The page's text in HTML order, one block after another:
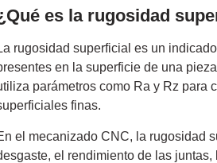
es la rugosidad
rugosidad superficial es un
en la superficie de una
parámetros como Ra y Rz para
finas.
el mecanizado CNC, la rugosidad
el rendimiento de las